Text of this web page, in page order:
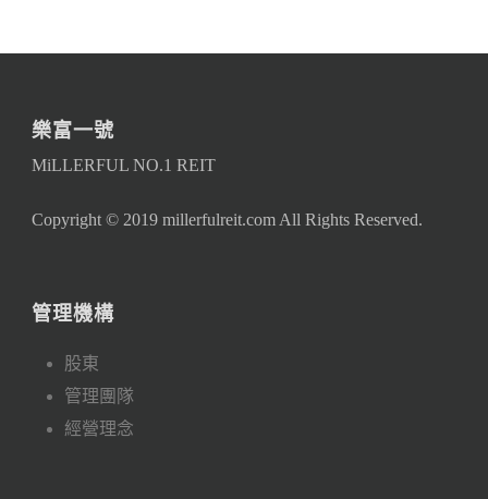
樂富一號
MiLLERFUL NO.1 REIT
Copyright © 2019 millerfulreit.com All Rights Reserved.
管理機構
股東
管理團隊
經營理念